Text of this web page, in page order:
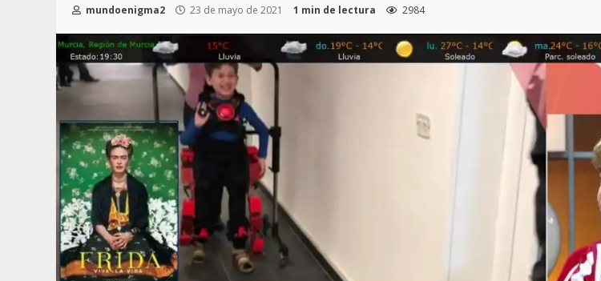
mundoenigma2 23 de mayo de 2021 1 min de lectura 2984